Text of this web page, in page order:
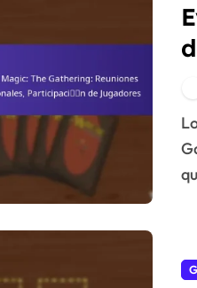
Los eventos de cartas prerelease de Magic: The